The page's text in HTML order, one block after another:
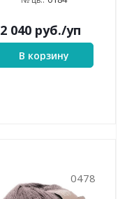
2 040руб./уп
В корзину
0478